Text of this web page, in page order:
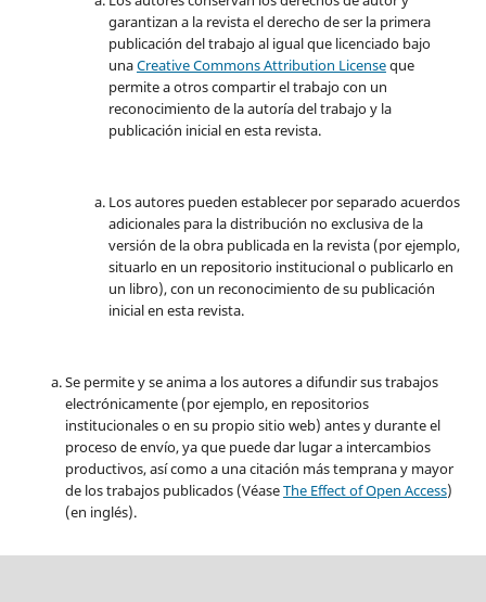
garantizan a la revista el derecho de ser la primera
publicación del trabajo al igual que licenciado bajo
unaCreative Commons Attribution Licenseque
permite a otros compartir el trabajo con un
reconocimiento de la autoría del trabajo y la
publicación inicial en esta revista.
Los autores pueden establecer por separado acuerdos
adicionales para la distribución no exclusiva de la
versión de la obra publicada en la revista (por ejemplo,
situarlo en un repositorio institucional o publicarlo en
un libro), con un reconocimiento de su publicación
inicial en esta revista.
Se permite y se anima a los autores a difundir sus trabajos
electrónicamente (por ejemplo, en repositorios
institucionales o en su propio sitio web) antes y durante el
proceso de envío, ya que puede dar lugar a intercambios
productivos, así como a una citación más temprana y mayor
de los trabajos publicados (VéaseThe Effect of Open Access)
(en inglés).